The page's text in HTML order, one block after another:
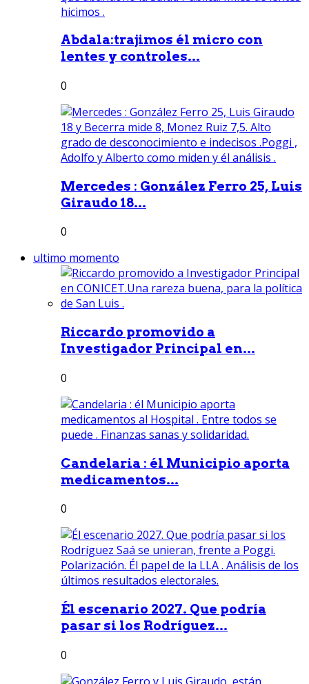
Abdala:trajimos él micro con
lentes y controles...
0
Mercedes : González Ferro 25, Luis
Giraudo 18...
0
ultimo momento
Riccardo promovido a
Investigador Principal en...
0
Candelaria : él Municipio aporta
medicamentos...
0
Él escenario 2027. Que podría
pasar si los Rodríguez...
0